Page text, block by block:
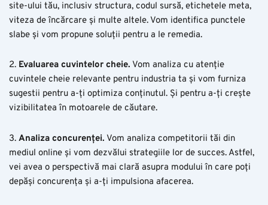
site-ului tău, inclusiv structura, codul sursă, etichetele meta,
viteza de încărcare și multe altele. Vom identifica punctele
slabe și vom propune soluții pentru a le remedia.
2. Evaluarea cuvintelor cheie. Vom analiza cu atenție
cuvintele cheie relevante pentru industria ta și vom furniza
sugestii pentru a-ți optimiza conținutul. Și pentru a-ți crește
vizibilitatea în motoarele de căutare.
3. Analiza concurenței. Vom analiza competitorii tăi din
mediul online și vom dezvălui strategiile lor de succes. Astfel,
vei avea o perspectivă mai clară asupra modului în care poți
depăși concurența și a-ți impulsiona afacerea.